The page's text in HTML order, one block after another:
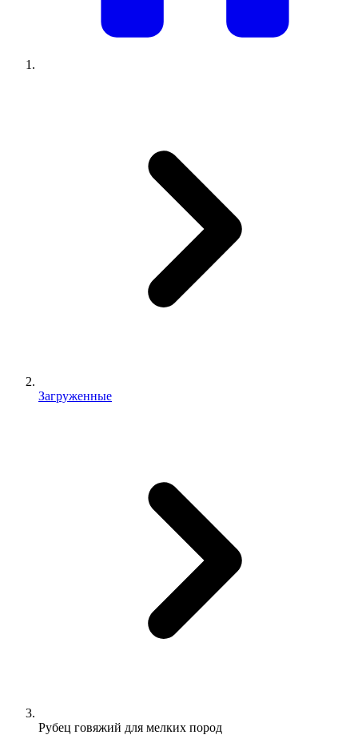
Загруженные
Рубец говяжий для мелких пород